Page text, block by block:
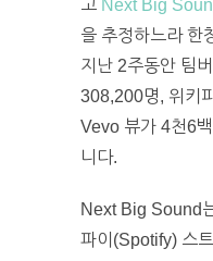
고 Next Big
을 추정하느라 한
지난 2주동안 팀
308,200명, 위키
Vevo 뷰가 4천6
니다.
Next Big Sound
파이(Spotify) 스